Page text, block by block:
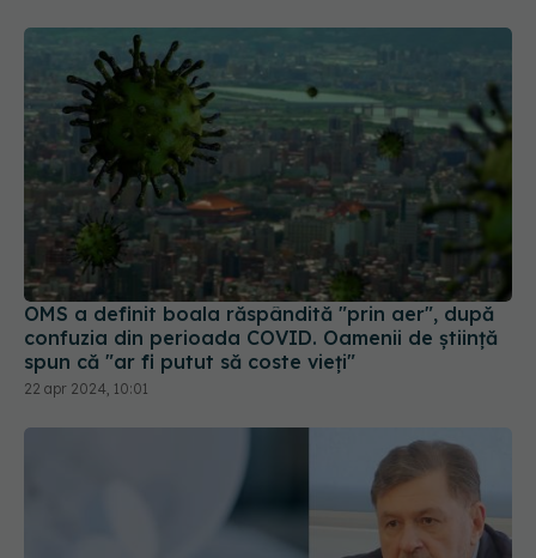
OMS a definit boala răspândită "prin aer", după
confuzia din perioada COVID. Oamenii de știință
spun că "ar fi putut să coste vieți"
22 apr 2024, 10:01